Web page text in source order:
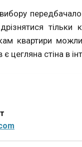
квартири
цегляна стіна в